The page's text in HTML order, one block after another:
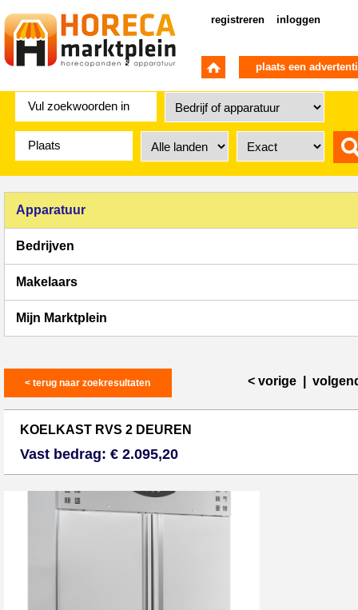
registreren inloggen
plaats een
Apparatuur
Bedrijven
Makelaars
Mijn Marktplein
< terug naar zoekresultaten < vorige
KOELKAST RVS 2 DEUREN
Vast bedrag: € 2.095,20